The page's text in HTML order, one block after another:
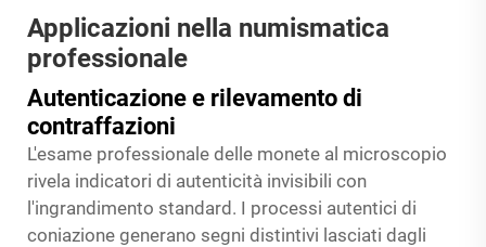
Applicazioni nella numismatica
professionale
Autenticazione e rilevamento di
contraffazioni
L'esame professionale delle monete al microscopio
rivela indicatori di autenticità invisibili con
l'ingrandimento standard. I processi autentici di
coniazione generano segni distintivi lasciati dagli